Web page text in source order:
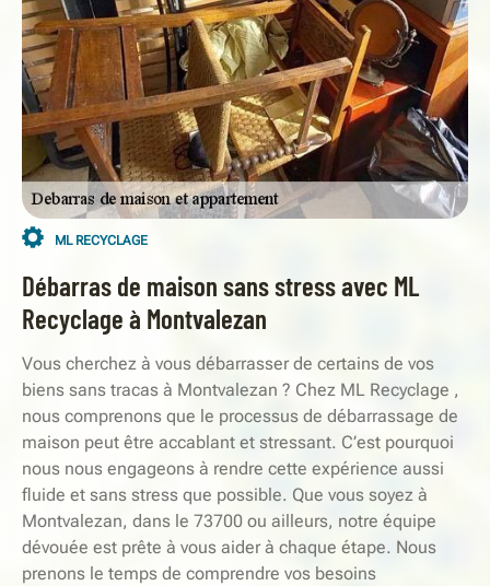
ML RECYCLAGE
Débarras de maison sans stress avec ML
Recyclage à Montvalezan
Vous cherchez à vous débarrasser de certains de vos
biens sans tracas à Montvalezan ? Chez ML Recyclage ,
nous comprenons que le processus de débarrassage de
maison peut être accablant et stressant. C’est pourquoi
nous nous engageons à rendre cette expérience aussi
fluide et sans stress que possible. Que vous soyez à
Montvalezan, dans le 73700 ou ailleurs, notre équipe
dévouée est prête à vous aider à chaque étape. Nous
prenons le temps de comprendre vos besoins